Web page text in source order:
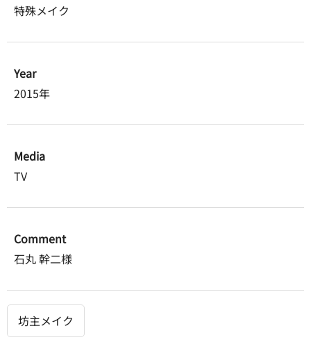
特殊メイク
Year
2015年
Media
TV
Comment
石丸 幹二様
坊主メイク